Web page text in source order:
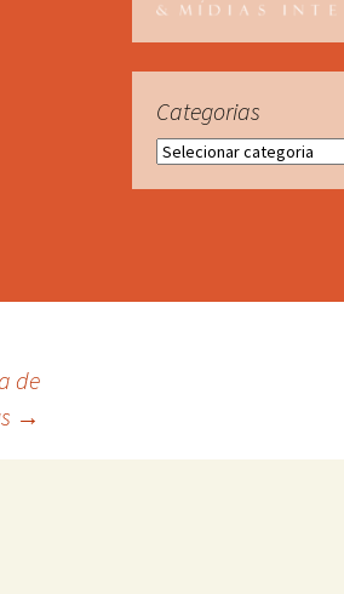
de
→
Categorias
Categorias